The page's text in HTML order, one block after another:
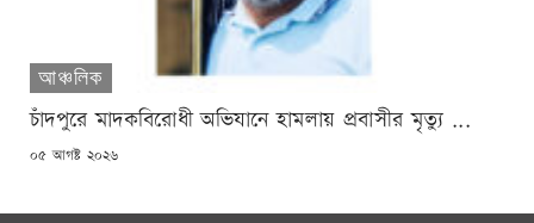
আঞ্চলিক
চাঁদপুরে মাদকবিরোধী অভিযানে হামলায় প্রবাসীর মৃত্যু ...
POSTED
০৫ আগষ্ট ২০২৬